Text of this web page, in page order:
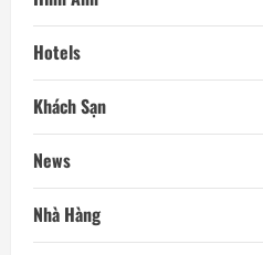
Hotels
Khách Sạn
News
Nhà Hàng